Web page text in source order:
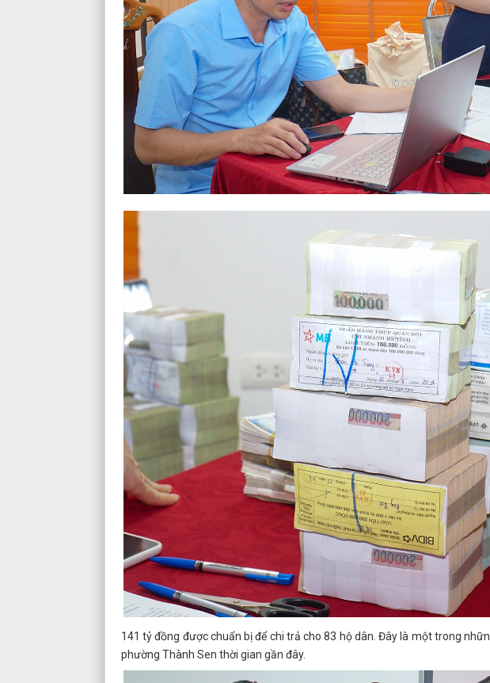
141 tỷ đồng được chuẩn bị để chi trả cho 83 hộ dân. Đây là một trong
phường Thành Sen thời gian gần đây.